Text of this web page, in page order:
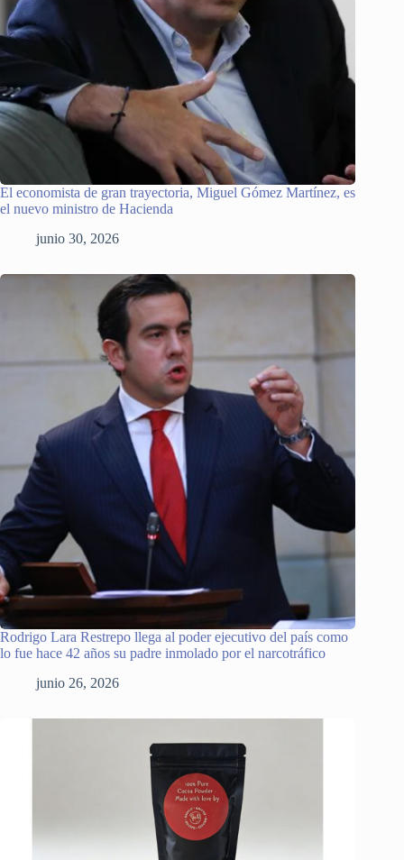
El economista de gran trayectoria, Miguel Gómez Martínez, es
el nuevo ministro de Hacienda
junio 30, 2026
Rodrigo Lara Restrepo llega al poder ejecutivo del país como
lo fue hace 42 años su padre inmolado por el narcotráfico
junio 26, 2026